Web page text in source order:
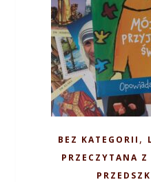
BEZ KATEGORII ,
PRZECZYTANA